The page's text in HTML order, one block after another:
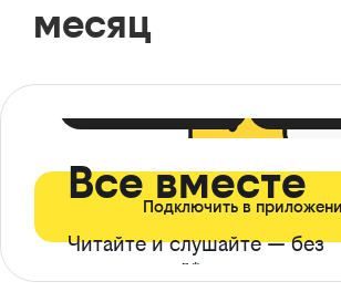
месяц
Все вместе
Читайте и слушайте — без
ограничений*
Подключить в